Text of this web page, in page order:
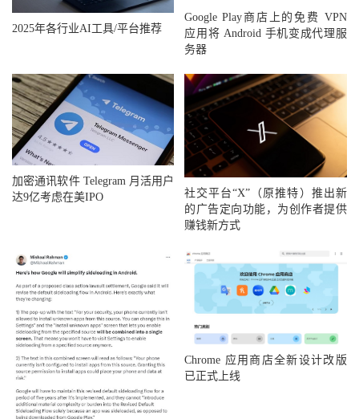
2025年各行业AI工具/平台推荐
Google Play商店上的免费 VPN
应用将 Android 手机变成代理服
务器
加密通讯软件 Telegram 月活用户
达9亿考虑在美IPO
社交平台“X”（原推特）推出新
的广告定向功能，为创作者提供
赚钱新方式
Chrome 应用商店全新设计改版
已正式上线